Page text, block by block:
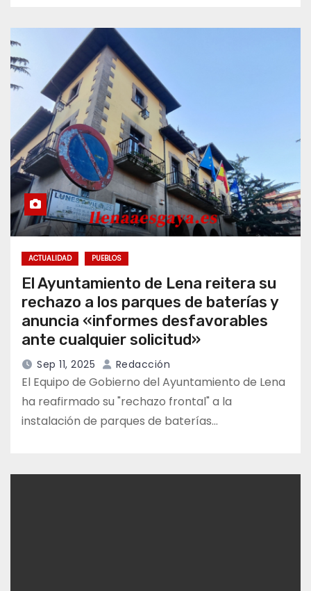
ACTUALIDAD PUEBLOS
El Ayuntamiento de Lena reitera su
rechazo a los parques de baterías y
anuncia «informes desfavorables
ante cualquier solicitud»
Sep 11, 2025 Redacción
El Equipo de Gobierno del Ayuntamiento de Lena
ha reafirmado su "rechazo frontal" a la
instalación de parques de baterías…